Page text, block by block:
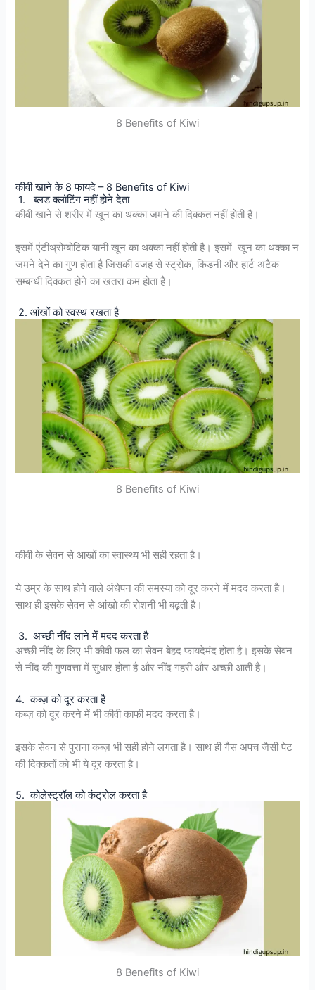
8 Benefits of Kiwi
कीवी खाने के 8 फायदे – 8 Benefits of Kiwi
1. ब्लड क्लॉटिंग नहीं होने देता
कीवी खाने से शरीर में खून का थक्का जमने की दिक्कत नहीं होती है।
इसमें एंटीथ्रोम्बोटिक यानी खून का थक्का नहीं होती है। इसमें खून का थक्का न
जमने देने का गुण होता है जिसकी वजह से स्ट्रोक, किडनी और हार्ट अटैक
सम्बन्धी दिक्कत होने का खतरा कम होता है।
2. आंखों को स्वस्थ रखता है
8 Benefits of Kiwi
कीवी के सेवन से आखों का स्वास्थ्य भी सही रहता है।
ये उम्र के साथ होने वाले अंधेपन की समस्या को दूर करने में मदद करता है।
साथ ही इसके सेवन से आंखो की रोशनी भी बढ़ती है।
3. अच्छी नींद लाने में मदद करता है
अच्छी नींद के लिए भी कीवी फल का सेवन बेहद फायदेमंद होता है। इसके सेवन
से नींद की गुणवत्ता में सुधार होता है और नींद गहरी और अच्छी आती है।
4. कब्ज़ को दूर करता है
कब्ज़ को दूर करने में भी कीवी काफी मदद करता है।
इसके सेवन से पुराना कब्ज़ भी सही होने लगता है। साथ ही गैस अपच जैसी पेट
की दिक्कतों को भी ये दूर करता है।
5. कोलेस्ट्रॉल को कंट्रोल करता है
8 Benefits of Kiwi